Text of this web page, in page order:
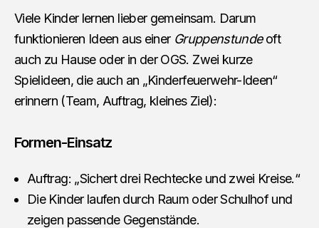
Viele Kinder lernen lieber gemeinsam. Darum
funktionieren Ideen aus einer Gruppenstundeoft
auch zu Hause oder in der OGS. Zwei kurze
Spielideen, die auch an „Kinderfeuerwehr-Ideen“
erinnern (Team, Auftrag, kleines Ziel):
Formen-Einsatz
Auftrag: „Sichert drei Rechtecke und zwei Kreise.“
Die Kinder laufen durch Raum oder Schulhof und
zeigen passende Gegenstände.